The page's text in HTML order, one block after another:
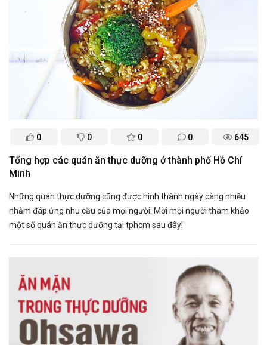
0 0 0 0 645
Tổng hợp các quán ăn thực dưỡng ở thành phố Hồ Chí
Minh
Những quán thực dưỡng cũng được hình thành ngày càng nhiều
nhằm đáp ứng nhu cầu của mọi người. Mời mọi người tham khảo
một số quán ăn thực dưỡng tại tphcm sau đây!